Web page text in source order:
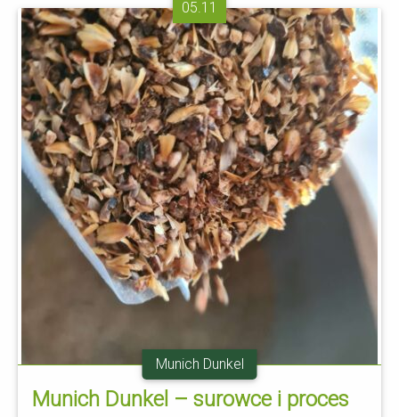
05.11
Munich Dunkel
Munich Dunkel – surowce i proces